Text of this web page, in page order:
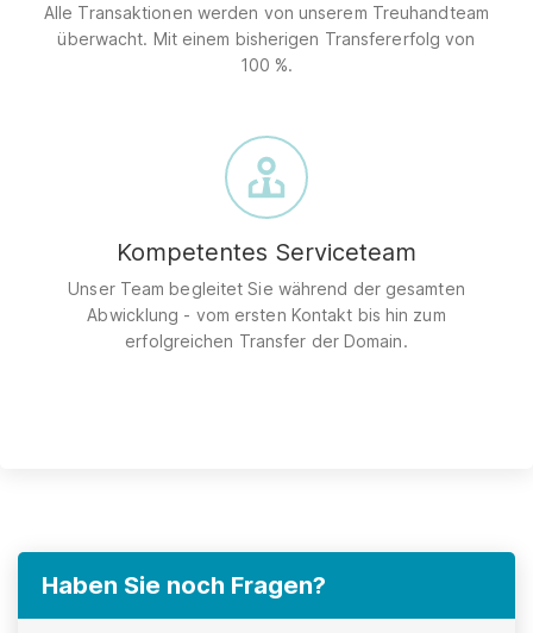
Alle Transaktionen werden von unserem Treuhandteam
überwacht. Mit einem bisherigen Transfererfolg von
100 %.
Kompetentes Serviceteam
Unser Team begleitet Sie während der gesamten
Abwicklung - vom ersten Kontakt bis hin zum
erfolgreichen Transfer der Domain.
Haben Sie noch Fragen?